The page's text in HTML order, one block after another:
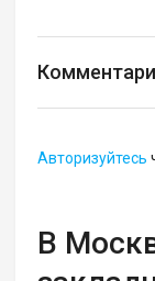
Авторизуйтесь
В